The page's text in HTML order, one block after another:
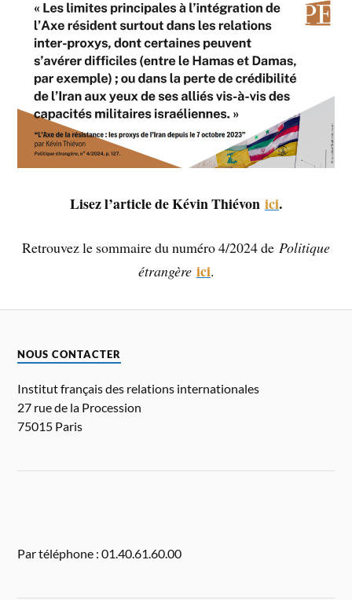
Lisez l’article de Kévin Thiévon ici.
Retrouvez le sommaire du numéro 4/2024 de Politique
étrangère ici.
NOUS CONTACTER
Institut français des relations internationales
27 rue de la Procession
75015 Paris
Par téléphone : 01.40.61.60.00